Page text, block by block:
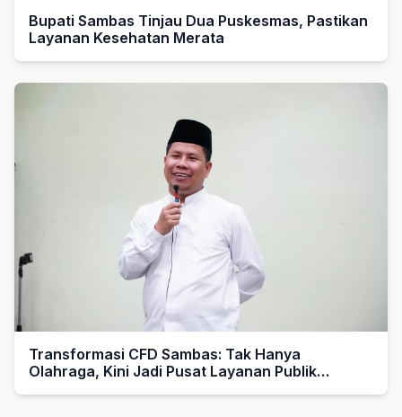
Bupati Sambas Tinjau Dua Puskesmas, Pastikan
Layanan Kesehatan Merata
Transformasi CFD Sambas: Tak Hanya
Olahraga, Kini Jadi Pusat Layanan Publik